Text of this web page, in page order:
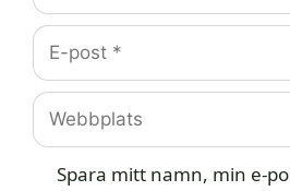
E-
post
Webbplats
Spara mitt namn, min e-